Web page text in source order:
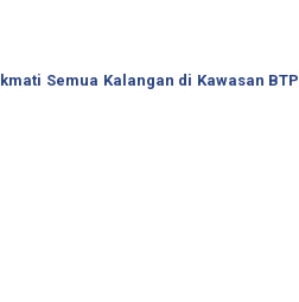
Semua Kalangan di Kawasan BTP